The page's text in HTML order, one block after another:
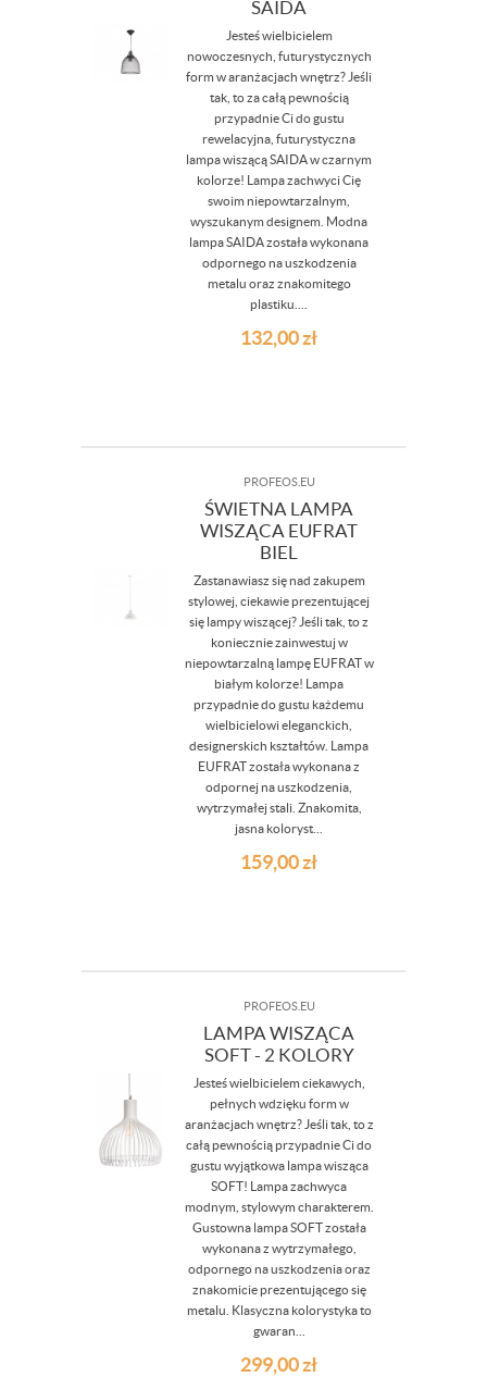
SAIDA
Jesteś wielbicielem
nowoczesnych, futurystycznych
form w aranżacjach wnętrz? Jeśli
tak, to za całą pewnością
przypadnie Ci do gustu
rewelacyjna, futurystyczna
lampa wiszącą SAIDA w czarnym
kolorze! Lampa zachwyci Cię
swoim niepowtarzalnym,
wyszukanym designem. Modna
lampa SAIDA została wykonana
odpornego na uszkodzenia
metalu oraz znakomitego
plastiku....
132,00zł
PROFEOS.EU
ŚWIETNA LAMPA
WISZĄCA EUFRAT
BIEL
Zastanawiasz się nad zakupem
stylowej, ciekawie prezentującej
się lampy wiszącej? Jeśli tak, to z
koniecznie zainwestuj w
niepowtarzalną lampę EUFRAT w
białym kolorze! Lampa
przypadnie do gustu każdemu
wielbicielowi eleganckich,
designerskich kształtów. Lampa
EUFRAT została wykonana z
odpornej na uszkodzenia,
wytrzymałej stali. Znakomita,
jasna koloryst...
159,00zł
PROFEOS.EU
LAMPA WISZĄCA
SOFT - 2 KOLORY
Jesteś wielbicielem ciekawych,
pełnych wdzięku form w
aranżacjach wnętrz? Jeśli tak, to z
całą pewnością przypadnie Ci do
gustu wyjątkowa lampa wisząca
SOFT! Lampa zachwyca
modnym, stylowym charakterem.
Gustowna lampa SOFT została
wykonana z wytrzymałego,
odpornego na uszkodzenia oraz
znakomicie prezentującego się
metalu. Klasyczna kolorystyka to
gwaran...
299,00zł